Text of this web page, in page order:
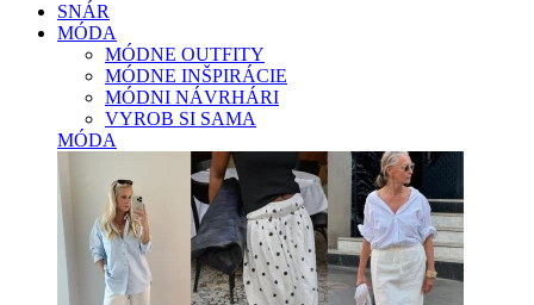
SNÁR
MÓDA
MÓDNE OUTFITY
MÓDNE INŠPIRÁCIE
MÓDNI NÁVRHÁRI
VYROB SI SAMA
MÓDA